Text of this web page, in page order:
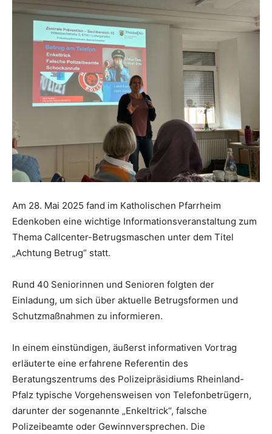
Am 28. Mai 2025 fand im Katholischen Pfarrheim
Edenkoben eine wichtige Informationsveranstaltung zum
Thema Callcenter-Betrugsmaschen unter dem Titel
„Achtung Betrug“ statt.
Rund 40 Seniorinnen und Senioren folgten der
Einladung, um sich über aktuelle Betrugsformen und
Schutzmaßnahmen zu informieren.
In einem einstündigen, äußerst informativen Vortrag
erläuterte eine erfahrene Referentin des
Beratungszentrums des Polizeipräsidiums Rheinland-
Pfalz typische Vorgehensweisen von Telefonbetrügern,
darunter der sogenannte „Enkeltrick“, falsche
Polizeibeamte oder Gewinnversprechen. Die